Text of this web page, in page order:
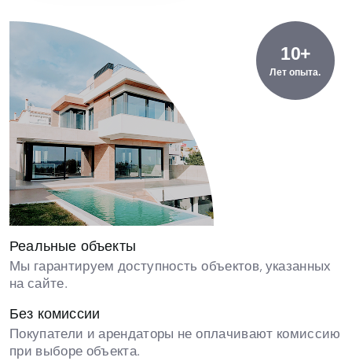
10+
Лет опыта.
Реальные объекты
Мы гарантируем доступность объектов, указанных
на сайте.
Без комиссии
Покупатели и арендаторы не оплачивают комиссию
при выборе объекта.